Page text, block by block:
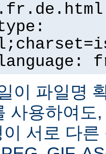
이 파일명
사용하여도
서로 다